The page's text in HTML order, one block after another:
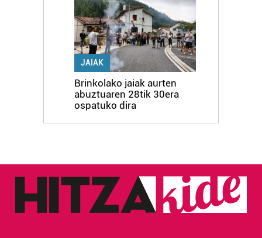
JAIAK
Brinkolako jaiak aurten
abuztuaren 28tik 30era
ospatuko dira